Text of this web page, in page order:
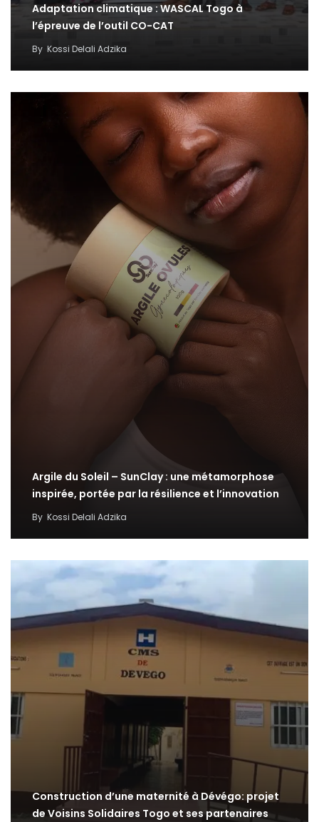
Adaptation climatique : WASCAL Togo à
l’épreuve de l’outil CO-CAT
By Kossi Delali Adzika
Argile du Soleil – SunClay : une métamorphose
inspirée, portée par la résilience et l’innovation
By Kossi Delali Adzika
Construction d’une maternité à Dévégo: projet
de Voisins Solidaires Togo et ses partenaires